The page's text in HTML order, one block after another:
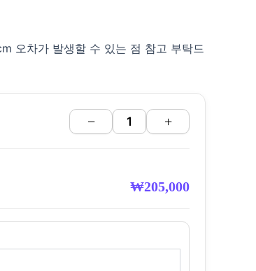
오차가 발생할 수 있는 점 참고 부탁드
− +
₩205,000